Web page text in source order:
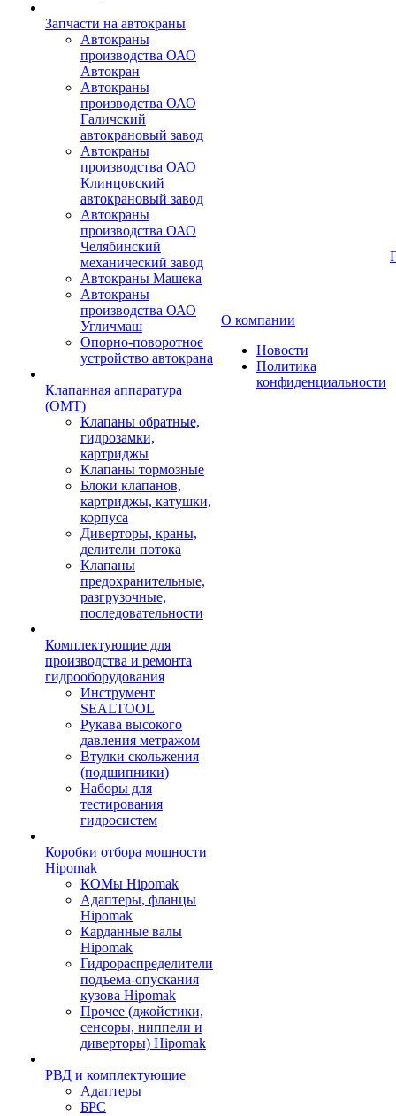
Запчасти на автокраны
Автокраны
производства ОАО
Автокран
Автокраны
производства ОАО
Галичский
автокрановый завод
Автокраны
производства ОАО
Клинцовский
автокрановый завод
Автокраны
производства ОАО
Челябинский
механический завод
Автокраны Машека
Автокраны
производства ОАО
Угличмаш
Опорно-поворотное
устройство автокрана
Клапанная аппаратура
(OMT)
Клапаны обратные,
гидрозамки,
картриджы
Клапаны тормозные
Блоки клапанов,
картриджы, катушки,
корпуса
Диверторы, краны,
делители потока
Клапаны
предохранительные,
разгрузочные,
последовательности
Комплектующие для
производства и ремонта
гидрооборудования
Инструмент
SEALTOOL
Рукава высокого
давления метражом
Втулки скольжения
(подшипники)
Наборы для
тестирования
гидросистем
Коробки отбора мощности
Hipomak
КОМы Hipomak
Адаптеры, фланцы
Hipomak
Карданные валы
Hipomak
Гидрораспределители
подъема-опускания
кузова Hipomak
Прочее (джойстики,
сенсоры, ниппели и
диверторы) Hipomak
РВД и комплектующие
Адаптеры
БРС
О компании
Новости
Политика
конфиденциальности